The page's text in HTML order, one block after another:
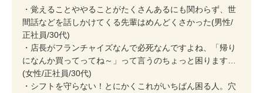
・覚えることややることがたくさんあるにも関わらず、世
間話などを話しかけてくる先輩はめんどくさかった(男性/
正社員/30代)
・店長がフランチャイズなんで必死なんですよね、「帰り
になんか買ってってね～」って言うのちょっと困ります…
(女性/正社員/30代)
・シフトを守らない！とにかくこれがいちばん困る人。穴